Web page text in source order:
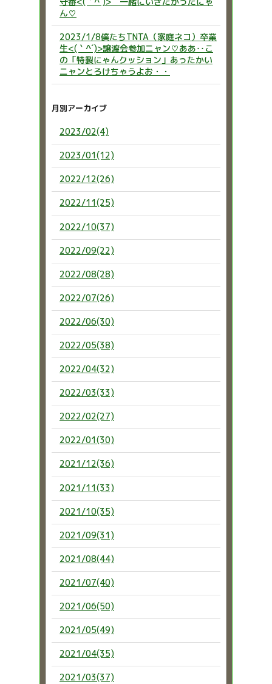
ん♡
2023/1/8僕たちTNTA（家庭ネコ）卒業
生<(｀^´)>譲渡会参加ニャン♡ああ‥こ
の「特製にゃんクッション」あったかい
ニャンとろけちゃうよお・・
月別アーカイブ
2023/02(4)
2023/01(12)
2022/12(26)
2022/11(25)
2022/10(37)
2022/09(22)
2022/08(28)
2022/07(26)
2022/06(30)
2022/05(38)
2022/04(32)
2022/03(33)
2022/02(27)
2022/01(30)
2021/12(36)
2021/11(33)
2021/10(35)
2021/09(31)
2021/08(44)
2021/07(40)
2021/06(50)
2021/05(49)
2021/04(35)
2021/03(37)